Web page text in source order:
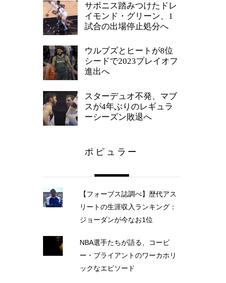
サボニス踏みつけたドレ
イモンド・グリーン、1
試合の出場停止処分へ
ウルブズとヒートが8位
シードで2023プレイオフ
進出へ
スターデュオ不発、マブ
スが4年ぶりのレギュラ
ーシーズン敗退へ
ポピュラー
【フォーブス誌調べ】歴代アス
リートの生涯収入ランキング：
ジョーダンが今なお1位
NBA選手たちが語る、コービ
ー・ブライアントのワーカホリ
ックなエピソード